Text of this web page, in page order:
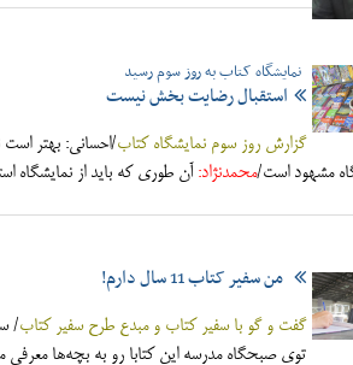
نمایشگاه کتاب به روز سوم رسید
استقبال رضایت بخش نیست
گزارش روز سوم نمایشگاه کتاب/احسانی: بهتر
مشهود است/محمدنژاد: آن طوري كه بايد از نمايشگاه
من سفیر کتاب 11 سال دارم!
گفت و گو با سفیر کتاب و مبدع طرح سفیر کتاب/
توی صبحگاه مدرسه این کتابا رو به بچه‌ها معرفی